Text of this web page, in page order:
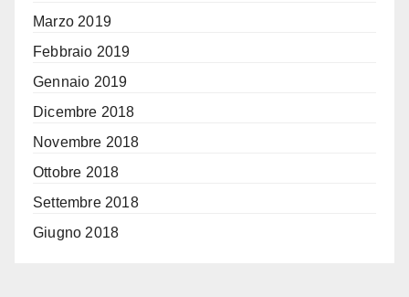
Marzo 2019
Febbraio 2019
Gennaio 2019
Dicembre 2018
Novembre 2018
Ottobre 2018
Settembre 2018
Giugno 2018